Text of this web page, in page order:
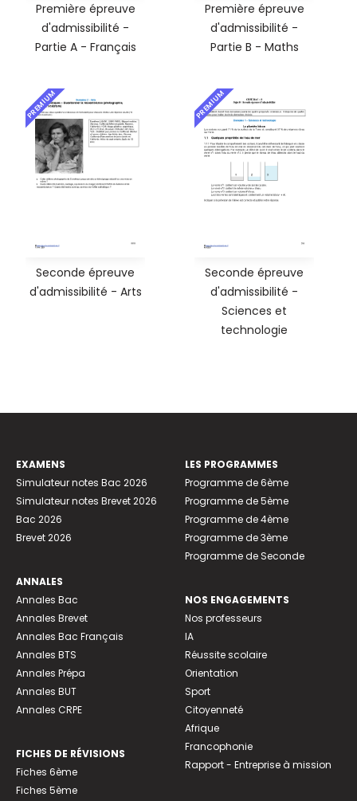
Première épreuve
d'admissibilité -
Partie A - Français
Première épreuve
d'admissibilité -
Partie B - Maths
PREMIUM
Seconde épreuve
d'admissibilité - Arts
PREMIUM
Seconde épreuve
d'admissibilité -
Sciences et
technologie
EXAMENS
Simulateur notes Bac 2026
Simulateur notes Brevet 2026
Bac 2026
Brevet 2026
ANNALES
Annales Bac
Annales Brevet
Annales Bac Français
Annales BTS
Annales Prépa
Annales BUT
Annales CRPE
FICHES DE RÉVISIONS
Fiches 6ème
Fiches 5ème
LES PROGRAMMES
Programme de 6ème
Programme de 5ème
Programme de 4ème
Programme de 3ème
Programme de Seconde
NOS ENGAGEMENTS
Nos professeurs
IA
Réussite scolaire
Orientation
Sport
Citoyenneté
Afrique
Francophonie
Rapport - Entreprise à mission